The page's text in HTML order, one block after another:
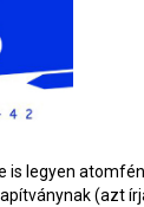
is legyen
(azt